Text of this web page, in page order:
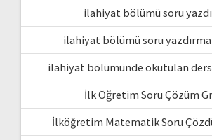
ilahiyat bölümü soru
ilahiyat bölümü soru
ilahiyat bölümünde okutulan
İlk Öğretim Soru Çözüm
İlköğretim Matematik Soru